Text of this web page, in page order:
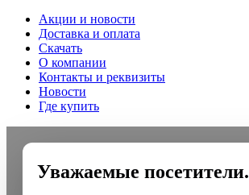
Акции и новости
Доставка и оплата
Скачать
О компании
Контакты и реквизиты
Новости
Где купить
Уважаемые посетители.